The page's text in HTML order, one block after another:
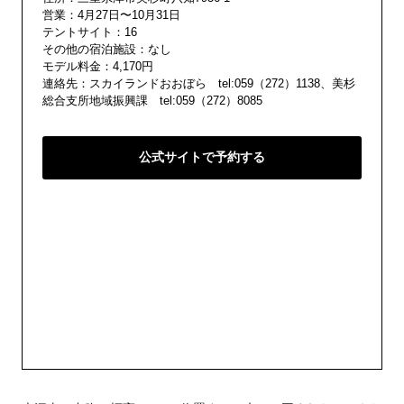
営業：4月27日〜10月31日
テントサイト：16
その他の宿泊施設：なし
モデル料金：4,170円
連絡先：スカイランドおおぼら tel:059（272）1138、美杉
総合支所地域振興課 tel:059（272）8085
公式サイトで予約する